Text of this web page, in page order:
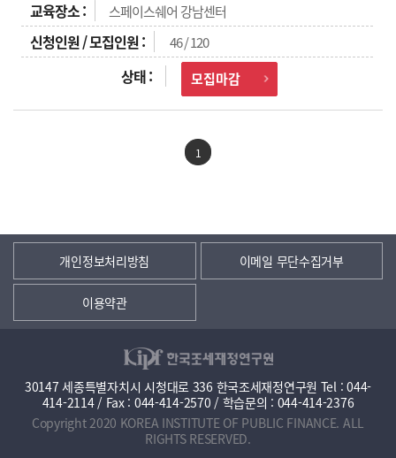
스페이스쉐어 강남센터
46 / 120
모집마감
1
개인정보처리방침 이메일 무단수집거부
이용약관
30147 세종특별자치시 시청대로 336 한국조세재정연구원 Tel : 044-
414-2114 / Fax : 044-414-2570 / 학습문의 : 044-414-2376
Copyright 2020 KOREA INSTITUTE OF PUBLIC FINANCE. ALL
RIGHTS RESERVED.